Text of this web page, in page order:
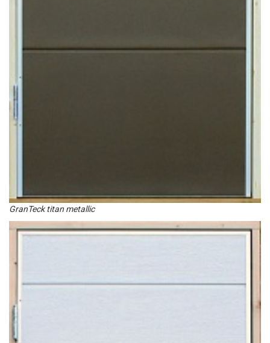
GranTeck titan metallic